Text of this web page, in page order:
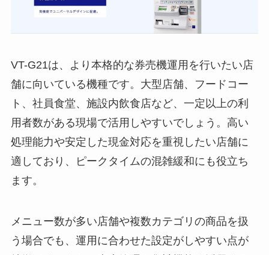
VT-G21は、より本格的な券売機運用を行いたい店
舗に向いている機種です。大型店舗、フードコー
ト、社員食堂、施設内飲食店など、一定以上の利
用者数がある現場で活用しやすいでしょう。高い
処理能力や安定した現金対応を重視したい店舗に
適しており、ピークタイムの混雑緩和にも役立ち
ます。
メニュー数が多い店舗や複数カテゴリの商品を扱
う場合でも、運用に合わせた設定がしやすい点が